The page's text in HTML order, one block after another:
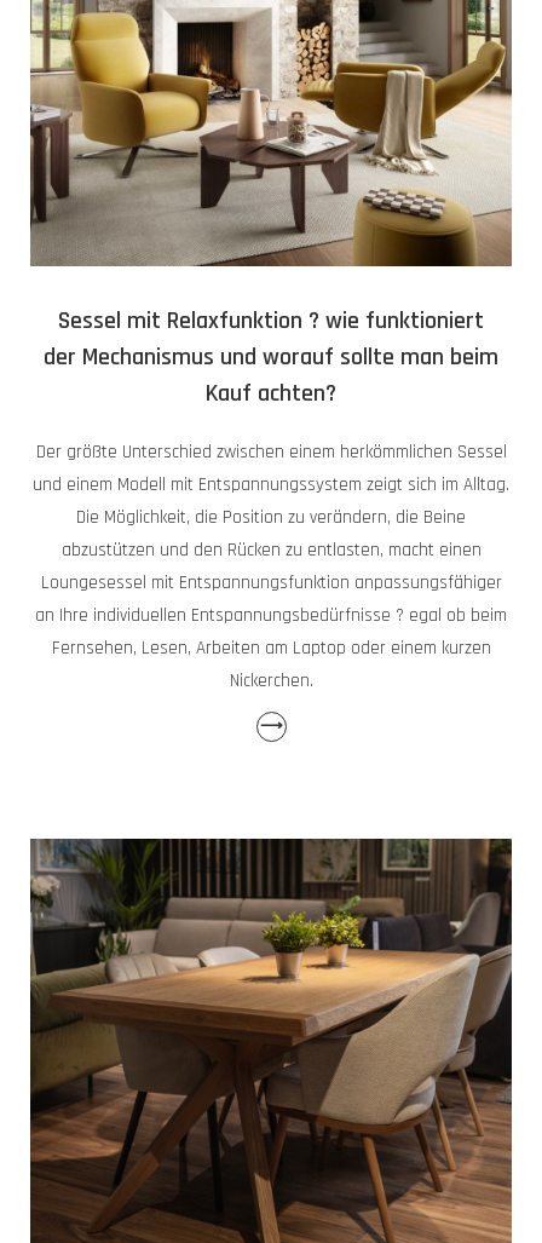
Sessel mit Relaxfunktion ? wie funktioniert
der Mechanismus und worauf sollte man beim
Kauf achten?
Der größte Unterschied zwischen einem herkömmlichen Sessel
und einem Modell mit Entspannungssystem zeigt sich im Alltag.
Die Möglichkeit, die Position zu verändern, die Beine
abzustützen und den Rücken zu entlasten, macht einen
Loungesessel mit Entspannungsfunktion anpassungsfähiger
an Ihre individuellen Entspannungsbedürfnisse ? egal ob beim
Fernsehen, Lesen, Arbeiten am Laptop oder einem kurzen
Nickerchen.
⟶